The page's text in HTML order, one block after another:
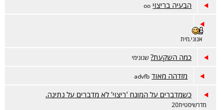
הבעיה בריצוי oo
אנוני.מית
כמה השקעת? שנונימי
מזדהה מאוד advfb
כשמדברים על המונח 'ריצוי' לא מדברים על נתינה.
מדרשיסטית20